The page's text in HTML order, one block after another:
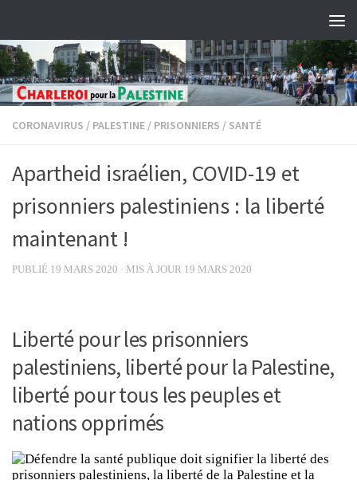
CORONAVIRUS / PALESTINE / PRISONNIERS / SANTÉ
Apartheid israélien, COVID-19 et
prisonniers palestiniens : la liberté
maintenant !
PUBLIÉ 19 MARS 2020 · MIS À JOUR 19 MARS 2020
Liberté pour les prisonniers
palestiniens, liberté pour la Palestine,
liberté pour tous les peuples et
nations opprimés